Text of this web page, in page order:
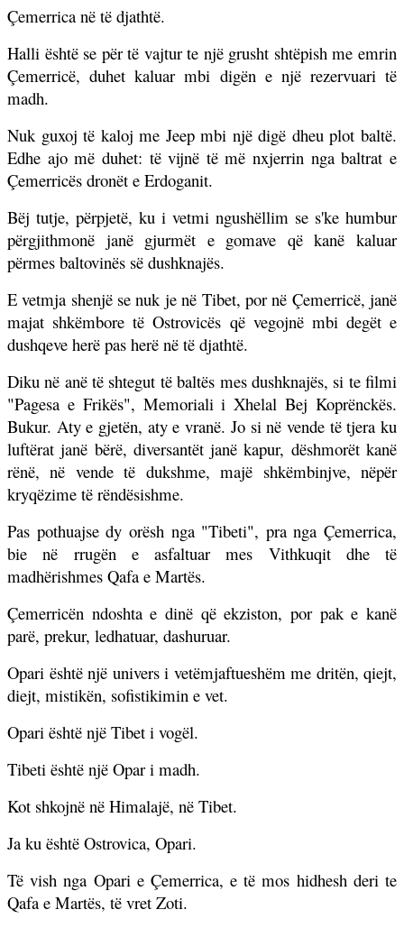
Çemerrica në të djathtë.
Halli është se për të vajtur te një grusht shtëpish me emrin
Çemerricë, duhet kaluar mbi digën e një rezervuari të
madh.
Nuk guxoj të kaloj me Jeep mbi një digë dheu plot baltë.
Edhe ajo më duhet: të vijnë të më nxjerrin nga baltrat e
Çemerricës dronët e Erdoganit.
Bëj tutje, përpjetë, ku i vetmi ngushëllim se s'ke humbur
përgjithmonë janë gjurmët e gomave që kanë kaluar
përmes baltovinës së dushknajës.
E vetmja shenjë se nuk je në Tibet, por në Çemerricë, janë
majat shkëmbore të Ostrovicës që vegojnë mbi degët e
dushqeve herë pas herë në të djathtë.
Diku në anë të shtegut të baltës mes dushknajës, si te filmi
"Pagesa e Frikës", Memoriali i Xhelal Bej Koprënckës.
Bukur. Aty e gjetën, aty e vranë. Jo si në vende të tjera ku
luftërat janë bërë, diversantët janë kapur, dëshmorët kanë
rënë, në vende të dukshme, majë shkëmbinjve, nëpër
kryqëzime të rëndësishme.
Pas pothuajse dy orësh nga "Tibeti", pra nga Çemerrica,
bie në rrugën e asfaltuar mes Vithkuqit dhe të
madhërishmes Qafa e Martës.
Çemerricën ndoshta e dinë që ekziston, por pak e kanë
parë, prekur, ledhatuar, dashuruar.
Opari është një univers i vetëmjaftueshëm me dritën, qiejt,
diejt, mistikën, sofistikimin e vet.
Opari është një Tibet i vogël.
Tibeti është një Opar i madh.
Kot shkojnë në Himalajë, në Tibet.
Ja ku është Ostrovica, Opari.
Të vish nga Opari e Çemerrica, e të mos hidhesh deri te
Qafa e Martës, të vret Zoti.